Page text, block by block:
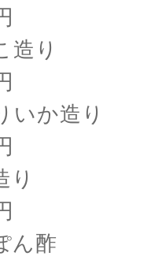
こ造り
か造り
り
ん酢